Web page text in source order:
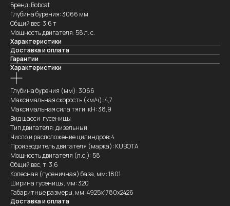
Бренд: Bobcat
Глубина бурения: 3066 мм
Общий вес: 3.6 т
Мощность двигателя: 58 л. с.
Характеристики
Доставка и оплата
Гарантии
Характеристики
Глубина бурения (мм): 3066
Максимальная скорость (км/ч): 4,7
Максимальная сила тяги, кН: 38,9
Вид шасси: гусеницы
Тип двигателя: дизельный
Число и расположение цилиндров: 4
Производитель двигателя (марка): KUBOTA
Мощность двигателя (л.с.): 58
Общий вес, т: 3,6
Колесная (гусеничная) база, мм: 1801
Ширина гусеницы, мм: 320
Габаритные размеры, мм: 4925x1780x2426
Доставка и оплата